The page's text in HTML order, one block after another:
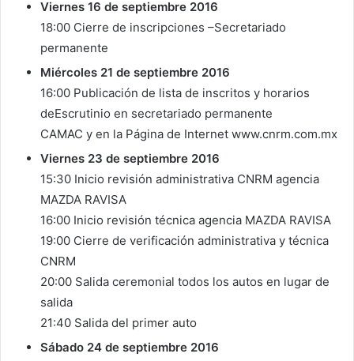
Viernes 16 de septiembre 2016
18:00 Cierre de inscripciones –Secretariado
permanente
Miércoles 21 de septiembre 2016
16:00 Publicación de lista de inscritos y horarios
deEscrutinio en secretariado permanente
CAMAC y en la Página de Internet www.cnrm.com.mx
Viernes 23 de septiembre 2016
15:30 Inicio revisión administrativa CNRM agencia
MAZDA RAVISA
16:00 Inicio revisión técnica agencia MAZDA RAVISA
19:00 Cierre de verificación administrativa y técnica
CNRM
20:00 Salida ceremonial todos los autos en lugar de
salida
21:40 Salida del primer auto
Sábado 24 de septiembre 2016